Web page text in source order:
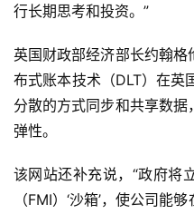
行长期思考和投资。”
英国财政部经济部长约翰
布式账本技术（DLT）在英
分散的方式同步和共享数
弹性。
该网站还补充说，“政府将
（FMI）‘沙箱’，使公司能